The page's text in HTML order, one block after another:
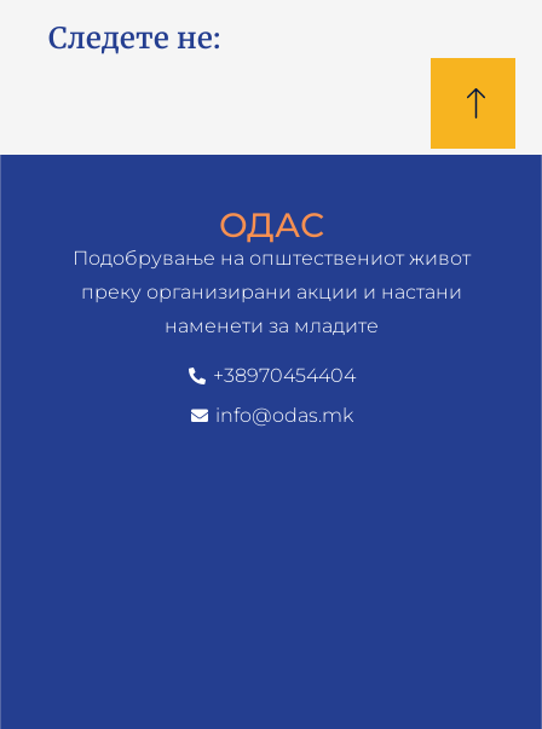
Следете не:
ОДАС
Подобрување на општествениот живот
преку организирани акции и настани
наменети за младите
+38970454404
info@odas.mk